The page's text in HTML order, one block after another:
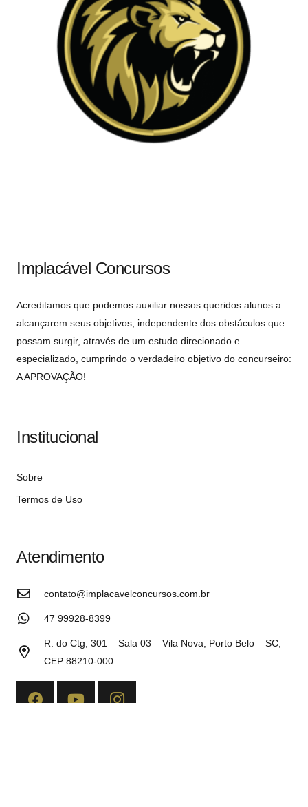
Implacável Concursos
Acreditamos que podemos auxiliar nossos queridos alunos a
alcançarem seus objetivos, independente dos obstáculos que
possam surgir, através de um estudo direcionado e
especializado, cumprindo o verdadeiro objetivo do concurseiro:
A APROVAÇÃO!
Institucional
Sobre
Termos de Uso
Atendimento
contato@implacavelconcursos.com.br
47 99928-8399
R. do Ctg, 301 – Sala 03 – Vila Nova, Porto Belo – SC,
CEP 88210-000